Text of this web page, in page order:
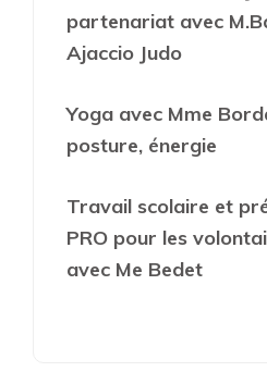
partenariat avec
Ajaccio Judo
Yoga avec Mme
posture, énergie
Travail scolaire et
PRO pour les
avec Me Bedet